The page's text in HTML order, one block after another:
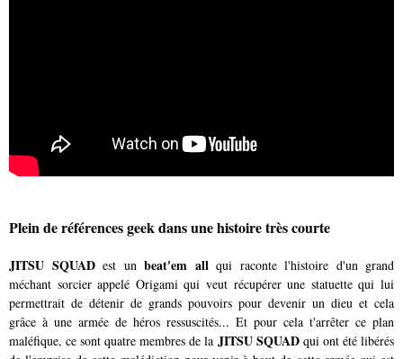
Plein de références geek dans une histoire très courte
JITSU SQUADest unbeat'em all qui raconte l'histoire d'un grand
méchant sorcier appelé Origami qui veut récupérer une statuette qui lui
permettrait de détenir de grands pouvoirs pour devenir un dieu et cela
grâce à une armée de héros ressuscités... Et pour cela t'arrêter ce plan
maléfique, ce sont quatre membres de la JITSU SQUADqui ont été libérés